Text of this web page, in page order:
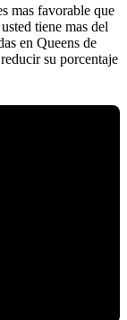
mas favorable que
tiene mas del
en Queens de
su porcentaje